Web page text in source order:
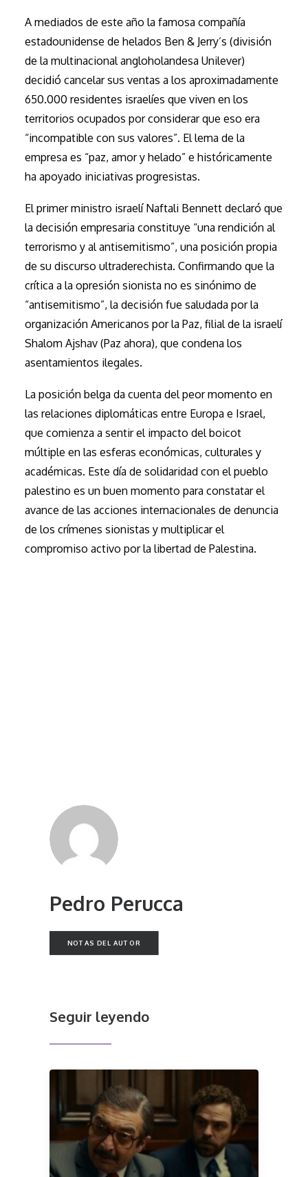
A mediados de este año la famosa compañía
estadounidense de helados Ben & Jerry’s (división
de la multinacional angloholandesa Unilever)
decidió cancelar sus ventas a los aproximadamente
650.000 residentes israelíes que viven en los
territorios ocupados por considerar que eso era
“incompatible con sus valores”. El lema de la
empresa es “paz, amor y helado” e históricamente
ha apoyado iniciativas progresistas.
El primer ministro israelí Naftali Bennett declaró que
la decisión empresaria constituye “una rendición al
terrorismo y al antisemitismo”, una posición propia
de su discurso ultraderechista. Confirmando que la
crítica a la opresión sionista no es sinónimo de
“antisemitismo”, la decisión fue saludada por la
organización Americanos por la Paz, filial de la israelí
Shalom Ajshav (Paz ahora), que condena los
asentamientos ilegales.
La posición belga da cuenta del peor momento en
las relaciones diplomáticas entre Europa e Israel,
que comienza a sentir el impacto del boicot
múltiple en las esferas económicas, culturales y
académicas. Este día de solidaridad con el pueblo
palestino es un buen momento para constatar el
avance de las acciones internacionales de denuncia
de los crímenes sionistas y multiplicar el
compromiso activo por la libertad de Palestina.
Pedro Perucca
NOTAS DEL AUTOR
Seguir leyendo